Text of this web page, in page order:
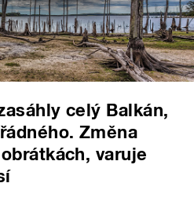
celý Balkán,
Změna
varuje